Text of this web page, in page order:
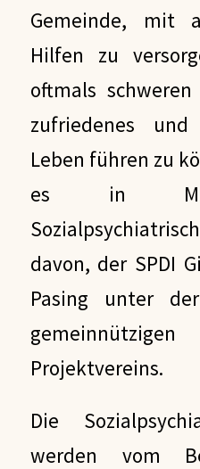
Gemeinde, mit
Hilfen zu
oftmals
zufriedenes und
Leben führen zu
es in
davon, der SPDI
Pasing unter
Projektvereins.
Die
werden vom